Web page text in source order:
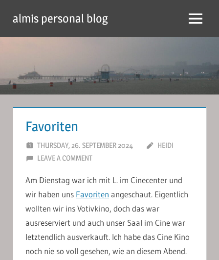
content
almis personal blog Menu
Favoriten
THURSDAY, 26. SEPTEMBER 2024
HEIDI
LEAVE A COMMENT
Am Dienstag war ich mit L. im Cinecenter und
wir haben uns Favoriten angeschaut. Eigentlich
wollten wir ins Votivkino, doch das war
ausreserviert und auch unser Saal im Cine war
letztendlich ausverkauft. Ich habe das Cine Kino
noch nie so voll gesehen, wie an diesem Abend.